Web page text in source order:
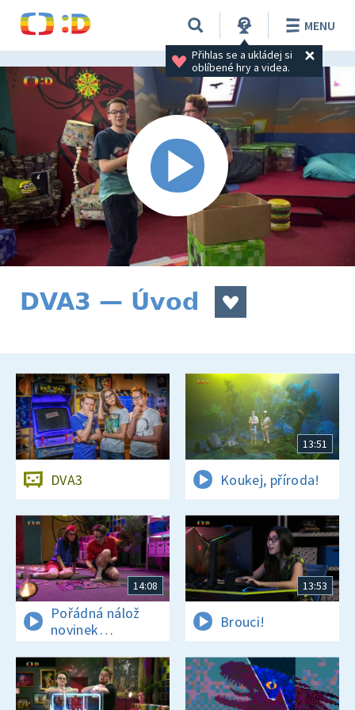
Přihlas se a ukládej si
oblíbené hry a videa.
MENU
DVA3 — Úvod
DVA3
13:51
Koukej, příroda!
14:08
Pořádná nálož
novinek
a zajímavostí
13:53
Brouci!